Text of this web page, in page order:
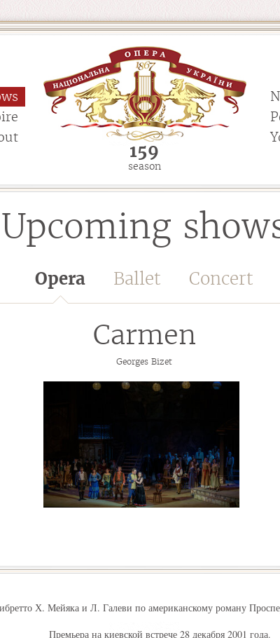
159
season
Upcoming
Opera Ballet Concert
Carmen
Georges Bizet
Х. Мейяка и Л. Галеви по американскому роману
Премьера на киевской встрече 28 декабря 2001 года.